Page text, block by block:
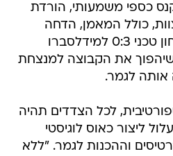
כספי משמעותי, הורדת
כולל המאמן, הדחה
מהפלייאוף, הענקת ניצחון טכני 0:3 למידלסברו
את הקבוצה למנצחת
אותה לגמר.
לכל הצדדים תהיה
ליצור כאוס לוגיסטי
וההכנות לגמר. "ללא